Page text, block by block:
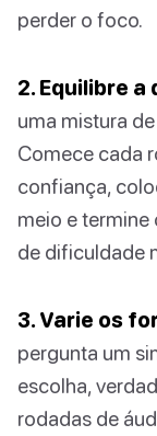
perder o foco.
2. Equilibre
uma mistura
Comece cada
confiança,
meio e
de dificuldade
3. Varie os
pergunta um
escolha,
rodadas de